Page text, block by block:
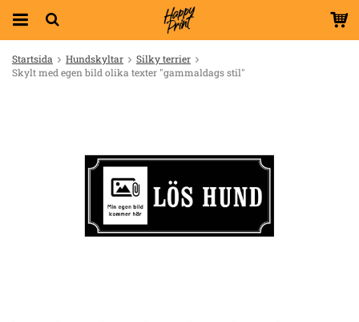
Startsida Hundskyltar
Silky terrier
Skylt med egen bild olika texter "gammaldags stil"